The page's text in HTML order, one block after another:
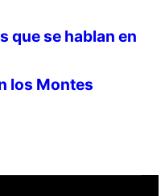
que se hablan en
los Montes